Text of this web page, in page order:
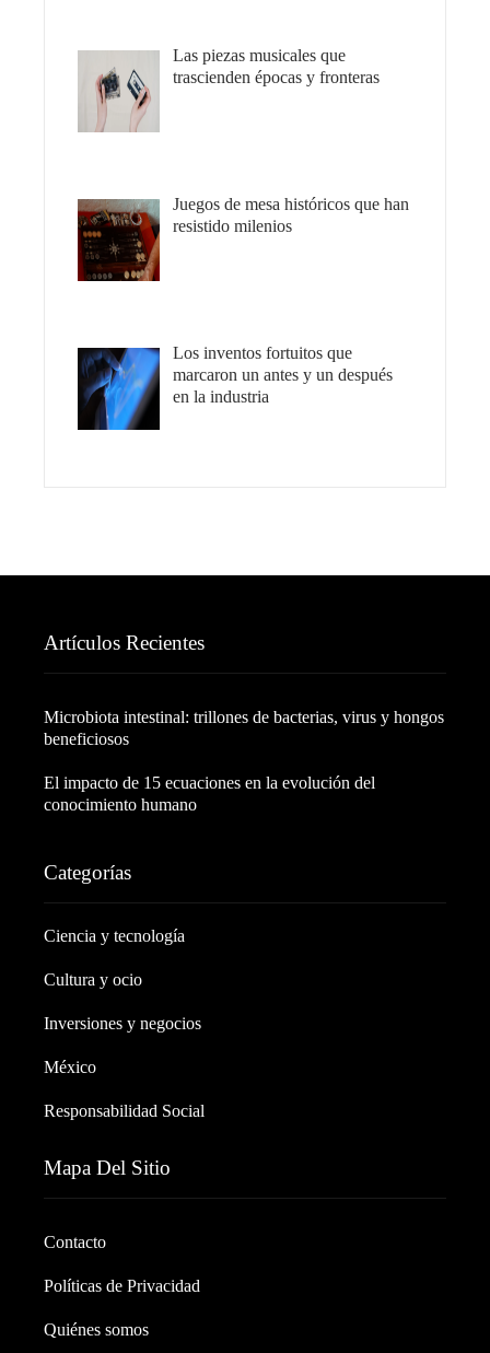
Las piezas musicales que
trascienden épocas y fronteras
Juegos de mesa históricos que han
resistido milenios
Los inventos fortuitos que
marcaron un antes y un después
en la industria
Artículos Recientes
Microbiota intestinal: trillones de bacterias, virus y hongos
beneficiosos
El impacto de 15 ecuaciones en la evolución del
conocimiento humano
Categorías
Ciencia y tecnología
Cultura y ocio
Inversiones y negocios
México
Responsabilidad Social
Mapa Del Sitio
Contacto
Políticas de Privacidad
Quiénes somos